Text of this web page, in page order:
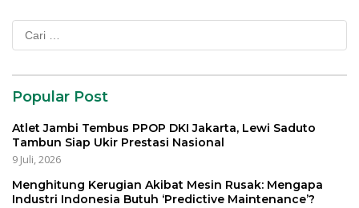
Cari
untuk:
Popular Post
Atlet Jambi Tembus PPOP DKI Jakarta, Lewi Saduto
Tambun Siap Ukir Prestasi Nasional
9 Juli, 2026
Menghitung Kerugian Akibat Mesin Rusak: Mengapa
Industri Indonesia Butuh ‘Predictive Maintenance’?